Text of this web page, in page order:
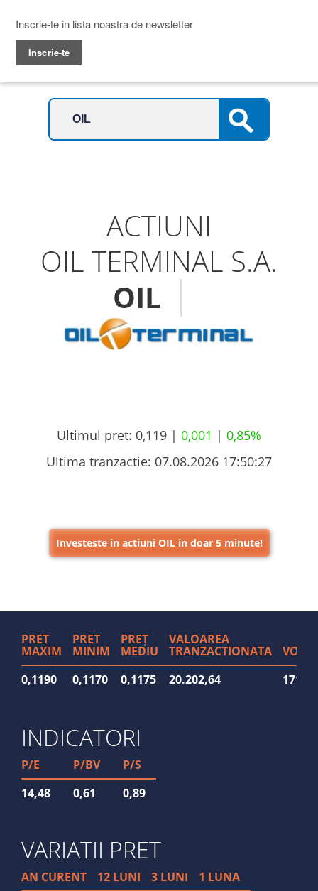
Menu
Prime Transaction
ACTIUNI
OIL TERMINAL S.A.
OIL
Ultimul pret: 0,119 | 0,001 | 0,85%
Ultima tranzactie: 07.08.2026 17:50:27
Investeste in actiuni OIL in doar 5 minute!
PRET
MAXIM
PRET
MINIM
PREȚ
MEDIU
VALOAREA
TRANZACTIONATA
0,1190
0,1170 0,1175 20.202,64
INDICATORI
P/E P/BV
P/S
14,48
0,61 0,89
VARIATII PRET
AN CURENT 12 LUNI 3 LUNI
1 LUNA